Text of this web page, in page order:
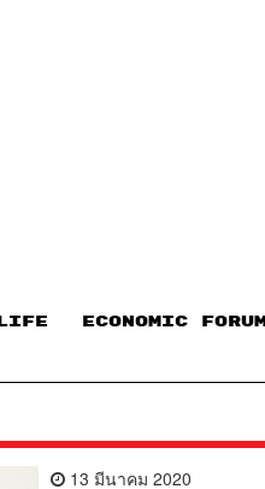
LIFE ECONOMIC FORUM
13 มีนาคม 2020